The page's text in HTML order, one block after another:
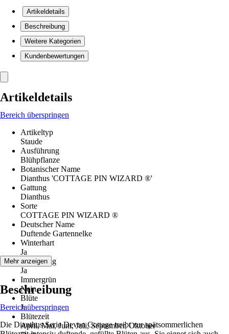
Artikeldetails
Beschreibung
Weitere Kategorien
Kundenbewertungen
Artikeldetails
Bereich überspringen
Artikeltyp
Staude
Ausführung
Blühpflanze
Botanischer Name
Dianthus 'COTTAGE PIN WIZARD ®'
Gattung
Dianthus
Sorte
COTTAGE PIN WIZARD ®
Deutscher Name
Duftende Gartennelke
Winterhart
Ja
Mehrjährig
Ja
Immergrün
Nein
Blüte
Ja
Blütezeit
April, Mai, Juni, Juli, September, Oktober
Mehr anzeigen
Beschreibung
Bereich überspringen
Die Dianthus Serie Devon Cottage treibt zur spätsommerlichen